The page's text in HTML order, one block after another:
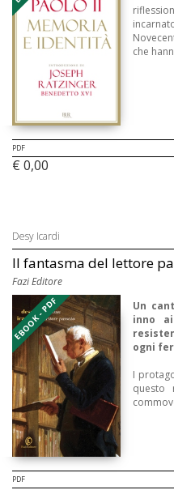
che
PDF
€ 0,00
Desy Icardi
Il fantasma del lettore
Fazi Editore
EBOOK - PDF
Un
inno
ogni
I
questo
PDF